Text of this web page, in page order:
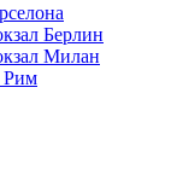
Берлин
Милан
Рим